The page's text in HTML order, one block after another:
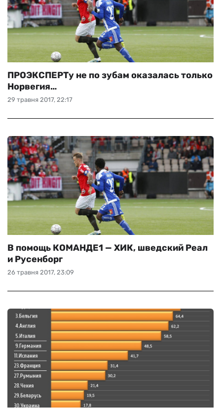
29 травня 2017, 22:17
ПРОЭКСПЕРТу не по зубам оказалась только
Норвегия…
26 травня 2017, 23:09
В помощь КОМАНДЕ1 — ХИК, шведский Реал
и Русенборг